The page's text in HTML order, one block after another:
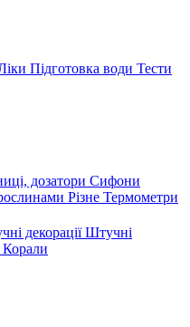
Підготовка води Тести
дозатори Сифони
Різне Термометри
декораціїШтучні
Корали